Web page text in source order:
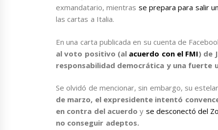
exmandatario, mientras se prepara para salir
las cartas a Italia.
En una carta publicada en su cuenta de
al voto positivo (al acuerdo con el FMI) de
responsabilidad democrática y una fuerte
Se olvidó de mencionar, sin embargo, su
de marzo, el expresidente intentó
en contra del acuerdo y se desconectó del
no conseguir adeptos.